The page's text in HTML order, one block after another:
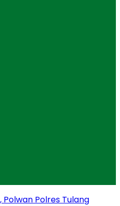
Polres Tulang